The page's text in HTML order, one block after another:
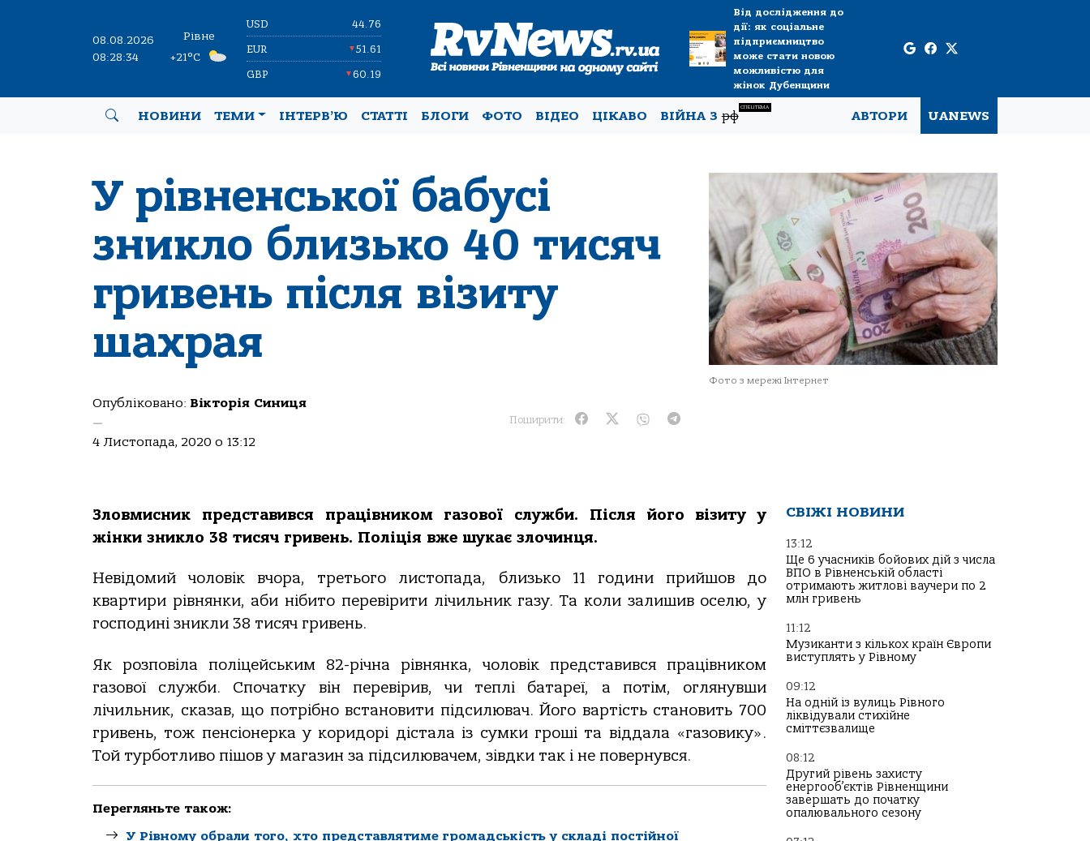
08.08.2026
08:28:35
Рівне
+21°C
USD 44.76
EUR ▼51.61
GBP ▼60.19
Від дослідження до
дії: як соціальне
підприємництво
може стати новою
можливістю для
жінок Дубенщини
НОВИНИ ТЕМИ ІНТЕРВ’Ю СТАТТІ БЛОГИ ФОТО ВІДЕО ЦІКАВО ВІЙНА Зрф
СПЕЦТЕМА
АВТОРИ UANEWS
У рівненської бабусі
зникло близько 40 тисяч
гривень після візиту
шахрая
Опубліковано: Вікторія Синиця
—
4 Листопада, 2020 о 13:12
Поширити:
Фото з мережі Інтернет
Зловмисник представився працівником газової служби. Після його візиту у
жінки зникло 38 тисяч гривень. Поліція вже шукає злочинця.
Невідомий чоловік вчора, третього листопада, близько 11 години прийшов до
квартири рівнянки, аби нібито перевірити лічильник газу. Та коли залишив оселю, у
господині зникли 38 тисяч гривень.
Як розповіла поліцейським 82-річна рівнянка, чоловік представився працівником
газової служби. Спочатку він перевірив, чи теплі батареї, а потім, оглянувши
лічильник, сказав, що потрібно встановити підсилювач. Його вартість становить 700
гривень, тож пенсіонерка у коридорі дістала із сумки гроші та віддала «газовику».
Той турботливо пішов у магазин за підсилювачем, зівдки так і не повернувся.
Перегляньте також:
У Рівному обрали того, хто представлятиме громадськість у складі постійної
СВІЖІ НОВИНИ
13:12
Ще 6 учасників бойових дій з числа
ВПО в Рівненській області
отримають житлові ваучери по 2
млн гривень
11:12
Музиканти з кількох країн Європи
виступлять у Рівному
09:12
На одній із вулиць Рівного
ліквідували стихійне
сміттєзвалище
08:12
Другий рівень захисту
енергооб’єктів Рівненщини
завершать до початку
опалювального сезону